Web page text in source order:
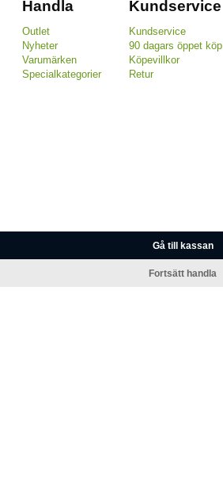
Handla
Outlet
Nyheter
Varumärken
Specialkategorier
Kundservice
Kundservice
90 dagars öppet köp
Köpevillkor
Retur
Gå till kassan
Fortsätt handla